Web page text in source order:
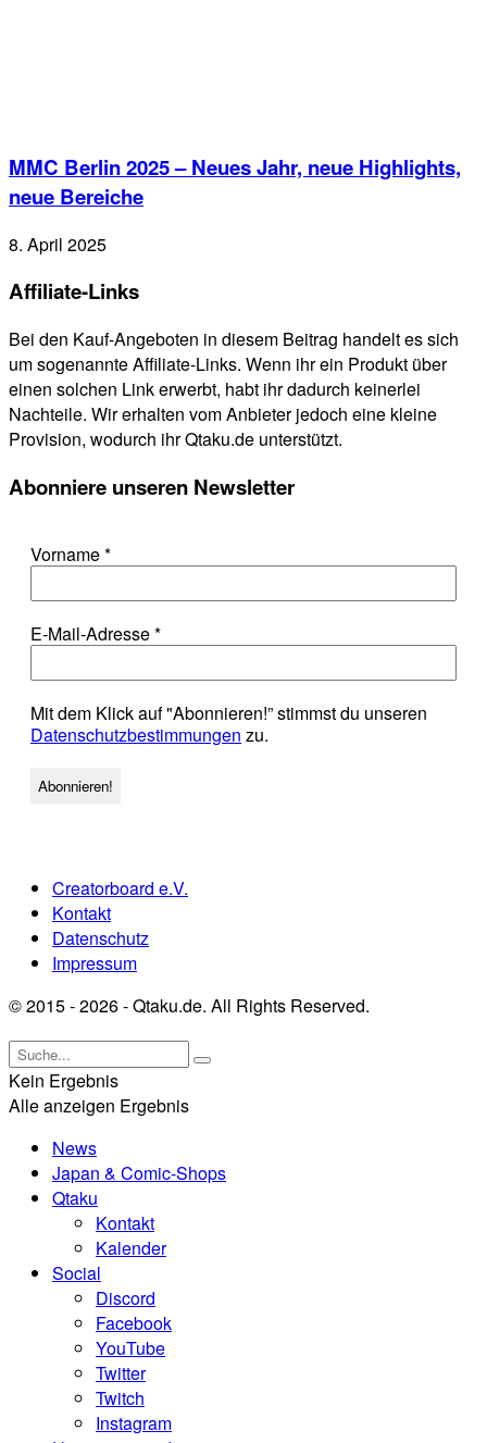
MMC Berlin 2025 – Neues Jahr, neue Highlights,
neue Bereiche
8. April 2025
Affiliate-Links
Bei den Kauf-Angeboten in diesem Beitrag handelt es sich
um sogenannte Affiliate-Links. Wenn ihr ein Produkt über
einen solchen Link erwerbt, habt ihr dadurch keinerlei
Nachteile. Wir erhalten vom Anbieter jedoch eine kleine
Provision, wodurch ihr Qtaku.de unterstützt.
Abonniere unseren Newsletter
Vorname*
E-Mail-Adresse*
Mit dem Klick auf "Abonnieren!” stimmst du unseren
Datenschutzbestimmungen zu.
Creatorboard e.V.
Kontakt
Datenschutz
Impressum
© 2015 - 2026 - Qtaku.de. All Rights Reserved.
Kein Ergebnis
Alle anzeigen Ergebnis
News
Japan & Comic-Shops
Qtaku
Kontakt
Kalender
Social
Discord
Facebook
YouTube
Twitter
Twitch
Instagram